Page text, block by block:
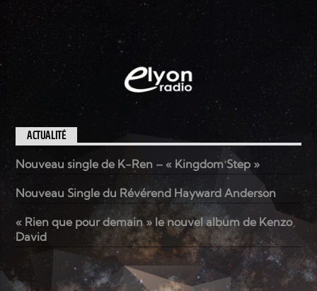
ACTUALITÉ
Nouveau single de K-Ren – « Kingdom Step »
Nouveau Single du Révérend Hayward Anderson
« Rien que pour demain » le nouvel album de Kenzo
David